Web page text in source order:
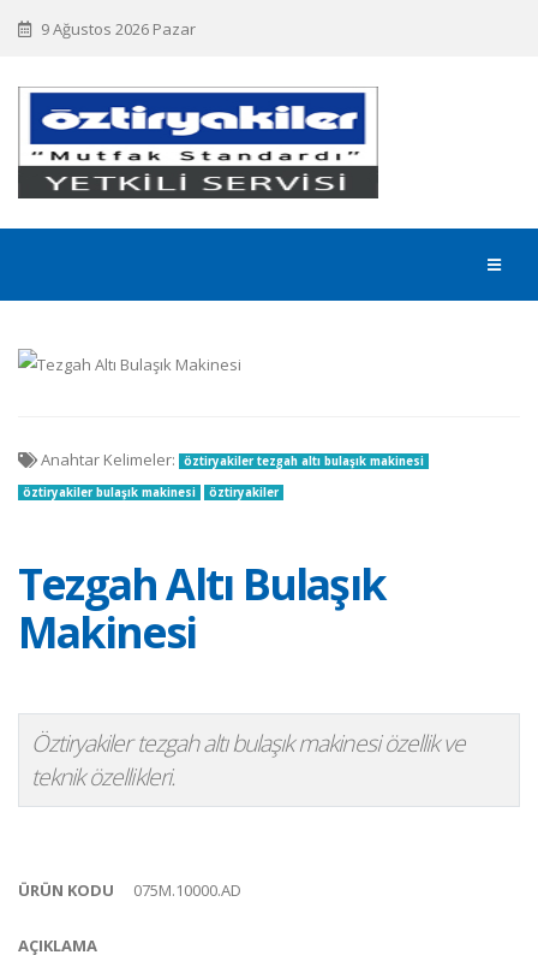
9 Ağustos 2026 Pazar
Tezgah Altı Bulaşık
Makinesi
Öztiryakiler tezgah altı bulaşık makinesi özellik ve
teknik özellikleri.
ÜRÜN KODU 075M.10000.AD
AÇIKLAMA
Anahtar Kelimeler:
öztiryakiler tezgah altı bulaşık makinesi
öztiryakiler bulaşık makinesi
öztiryakiler